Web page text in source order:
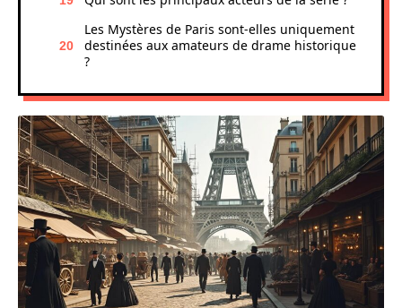
Les Mystères de Paris sont-elles uniquement
destinées aux amateurs de drame historique
?